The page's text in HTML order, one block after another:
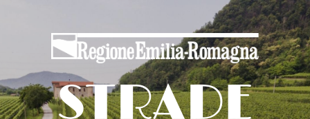
STRADE